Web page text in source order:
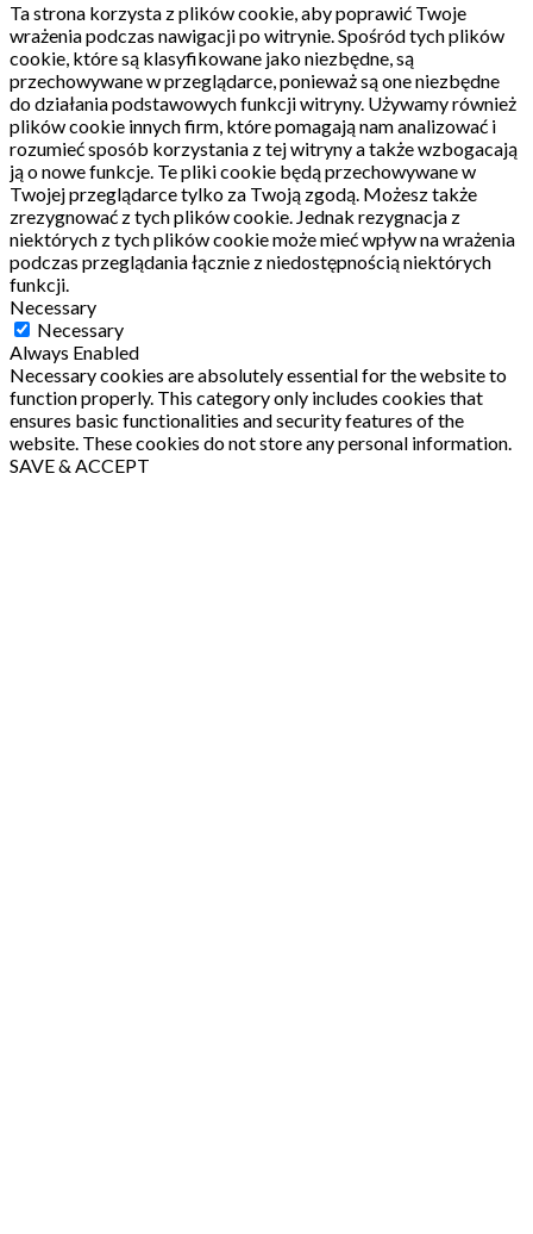
Ta strona korzysta z plików cookie, aby poprawić Twoje
wrażenia podczas nawigacji po witrynie.Spośród tych plików
cookie, które są klasyfikowane jako niezbędne, są
przechowywane w przeglądarce, ponieważ są one niezbędne
do działania podstawowych funkcji witryny. Używamy również
plików cookie innych firm, które pomagają nam analizować i
rozumieć sposób korzystania z tej witryny a także wzbogacają
ją o nowe funkcje. Te pliki cookie będą przechowywane w
Twojej przeglądarce tylko za Twoją zgodą. Możesz także
zrezygnować z tych plików cookie. Jednak rezygnacja z
niektórych z tych plików cookie może mieć wpływ na wrażenia
podczas przeglądania łącznie z niedostępnością niektórych
funkcji.
Necessary
Necessary
Always Enabled
Necessary cookies are absolutely essential for the website to
function properly. This category only includes cookies that
ensures basic functionalities and security features of the
website. These cookies do not store any personal information.
SAVE & ACCEPT